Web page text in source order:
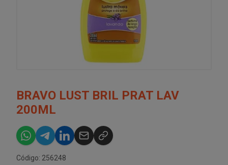
BRAVO LUST BRIL PRAT LAV
200ML
Código: 256248